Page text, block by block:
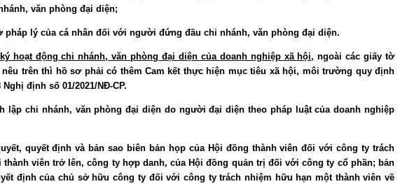
văn phòng đại diện;
pháp lý của cá nhân đối với người đứng đầu chi nhánh, văn phòng đại diện.
hoạt động chi nhánh, văn phòng đại diện của doanh nghiệp xã hội, ngoài các giấy tờ
trên thì hồ sơ phải có thêm Cam kết thực hiện mục tiêu xã hội, môi trường quy định
định số 01/2021/NĐ-CP.
lập chi nhánh, văn phòng đại diện do người đại diện theo pháp luật của doanh nghiệp
quyết định và bản sao biên bản họp của Hội đồng thành viên đối với công ty trách
thành viên trở lên, công ty hợp danh, của Hội đồng quản trị đối với công ty cổ phần; bản
định của chủ sở hữu công ty đối với công ty trách nhiệm hữu hạn một thành viên về